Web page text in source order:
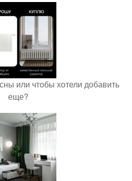
или чтобы хотели добавить
еще?